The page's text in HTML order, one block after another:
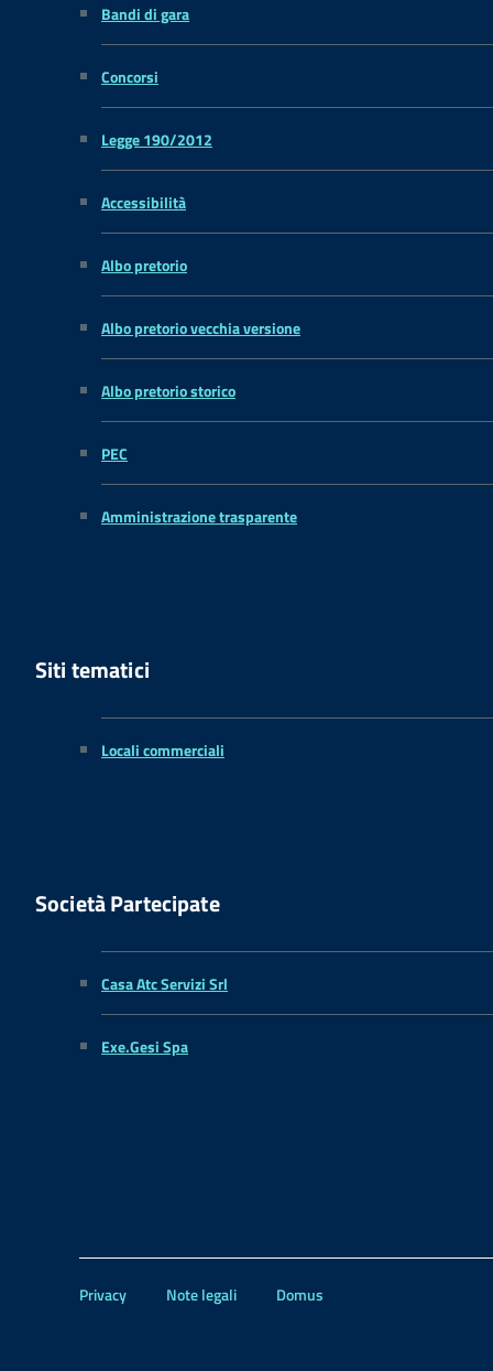
Bandi di gara
Concorsi
Legge 190/2012
Accessibilità
Albo pretorio
Albo pretorio vecchia versione
Albo pretorio storico
PEC
Amministrazione trasparente
Siti tematici
Locali commerciali
Società Partecipate
Casa Atc Servizi Srl
Exe.Gesi Spa
Privacy Note legali Domus